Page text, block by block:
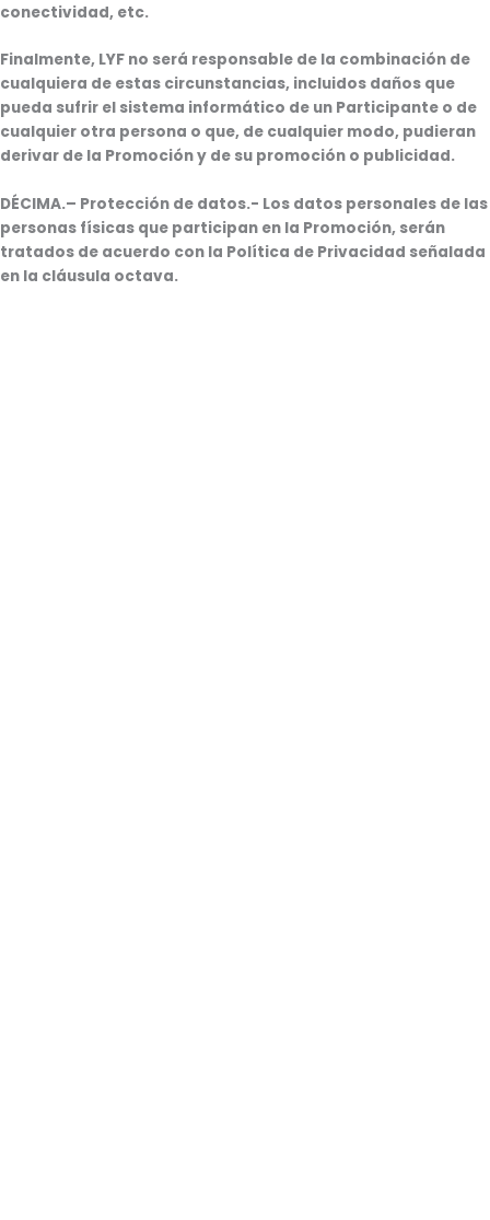
conectividad, etc.
Finalmente, LYF no será responsable de la combinación de
cualquiera de estas circunstancias, incluidos daños que
pueda sufrir el sistema informático de un Participante o de
cualquier otra persona o que, de cualquier modo, pudieran
derivar de la Promoción y de su promoción o publicidad.
DÉCIMA.– Protección de datos.- Los datos personales de las
personas físicas que participan en la Promoción, serán
tratados de acuerdo con la Política de Privacidad señalada
en la cláusula octava.